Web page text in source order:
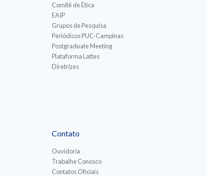
Comitê de Ética
EAIP
Grupos de Pesquisa
Periódicos PUC-Campinas
Postgraduate Meeting
Plataforma Lattes
Diretrizes
Contato
Ouvidoria
Trabalhe Conosco
Contatos Oficiais